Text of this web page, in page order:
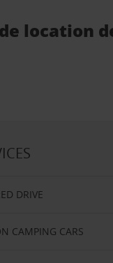
location
DRIVE
CAMPING CARS